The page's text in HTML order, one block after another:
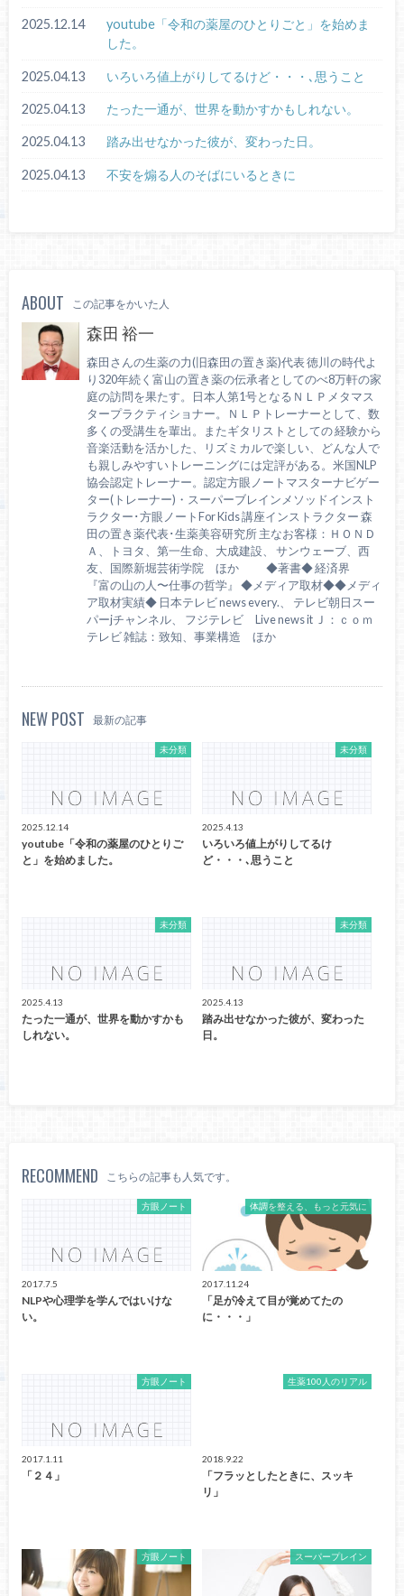
2025.12.14
youtube「令和の薬屋のひとりごと」を始めま
した。
2025.04.13 いろいろ値上がりしてるけど・・・､思うこと
2025.04.13 たった一通が、世界を動かすかもしれない。
2025.04.13 踏み出せなかった彼が、変わった日。
2025.04.13 不安を煽る人のそばにいるときに
ABOUT この記事をかいた人
森田 裕一
森田さんの生薬の力(旧森田の置き薬)代表 徳川の時代よ
り320年続く富山の置き薬の伝承者としてのべ8万軒の家
庭の訪問を果たす。日本人第1号となるＮＬＰメタマス
タープラクティショナー。ＮＬＰトレーナーとして、数
多くの受講生を輩出。またギタリストとしての 経験から
音楽活動を活かした、リズミカルで楽しい、どんな人で
も親しみやすいトレーニングには定評がある。米国NLP
協会認定トレーナー。認定方眼ノートマスターナビゲー
ター(トレーナー)・スーパーブレインメソッドインスト
ラクター･方眼ノートFor Kids 講座インストラクター 森
田の置き薬代表･生薬美容研究所 主なお客様：ＨＯＮＤ
Ａ、トヨタ、第一生命、大成建設、 サンウェーブ、西
友、国際新堀芸術学院 ほか ◆著書◆ 経済界
『富の山の人〜仕事の哲学』 ◆メディア取材◆◆メディ
ア取材実績◆ 日本テレビ news every.、 テレビ朝日スー
パーjチャンネル、 フジテレビ Live news it Ｊ：ｃｏｍ
テレビ 雑誌：致知、事業構造 ほか
NEW POST 最新の記事
未分類
2025.12.14
youtube「令和の薬屋のひとりご
と」を始めました。
未分類
2025.4.13
いろいろ値上がりしてるけ
ど・・・､思うこと
未分類
2025.4.13
たった一通が、世界を動かすかも
しれない。
未分類
2025.4.13
踏み出せなかった彼が、変わった
日。
RECOMMEND こちらの記事も人気です。
方眼ノート
2017.7.5
NLPや心理学を学んではいけな
い。
体調を整える、もっと元気に
2017.11.24
「足が冷えて目が覚めてたの
に・・・」
方眼ノート
2017.1.11
「２４」
生薬100人のリアル
2018.9.22
「フラッとしたときに、スッキ
リ」
方眼ノート スーパープレイン